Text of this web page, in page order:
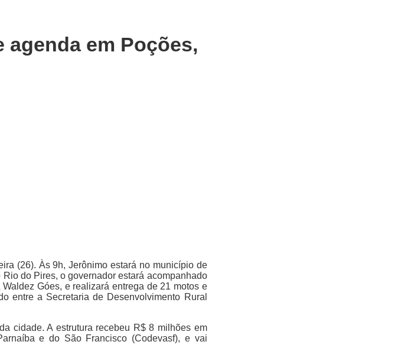
agenda em Poções,
(26). Às 9h, Jerônimo estará no município de
do Pires, o governador estará acompanhado
Góes, e realizará entrega de 21 motos e
entre a Secretaria de Desenvolvimento Rural
cidade. A estrutura recebeu R$ 8 milhões em
e do São Francisco (Codevasf), e vai